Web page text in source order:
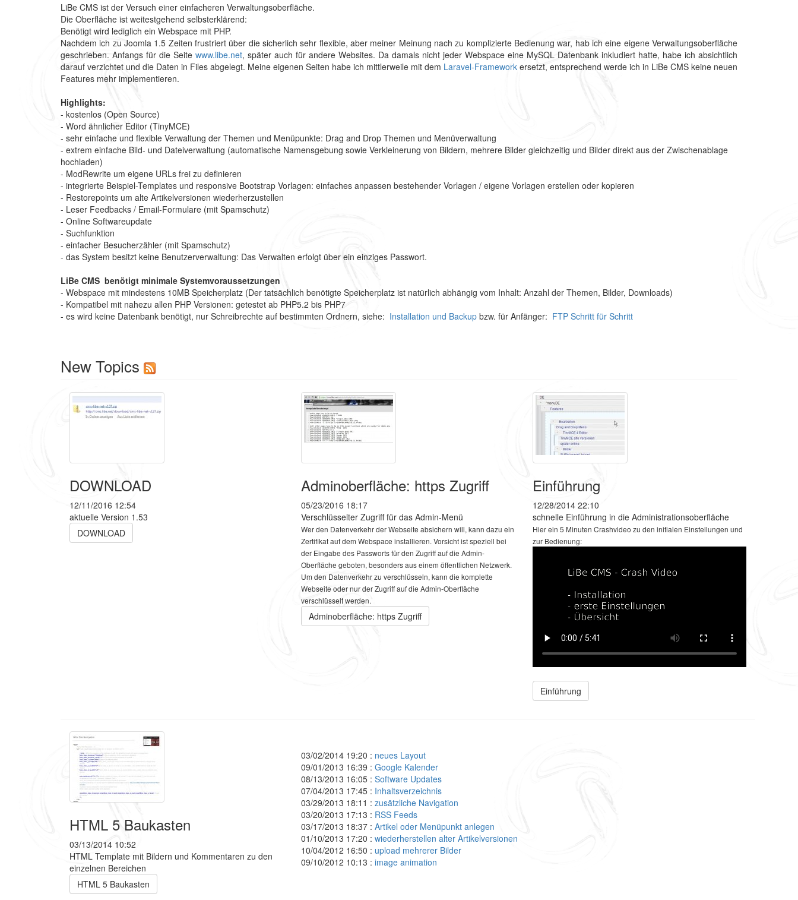
LiBe CMS ist der Versuch einer einfacheren Verwaltungsoberfläche.
Die Oberfläche ist weitestgehend selbsterklärend:
Benötigt wird lediglich ein Webspace mit PHP.
Nachdem ich zu Joomla 1.5 Zeiten frustriert über die sicherlich sehr flexible, aber meiner Meinung nach zu komplizierte Bedienung war, hab ich eine eigene Verwaltungsoberfläche
geschrieben. Anfangs für die Seite www.libe.net, später auch für andere Websites. Da damals nicht jeder Webspace eine MySQL Datenbank inkludiert hatte, habe ich absichtlich
darauf verzichtet und die Daten in Files abgelegt. Meine eigenen Seiten habe ich mittlerweile mit dem Laravel-Framework ersetzt, entsprechend werde ich in LiBe CMS keine neuen
Features mehr implementieren.
Highlights:
- kostenlos (Open Source)
- Word ähnlicher Editor (TinyMCE)
- sehr einfache und flexible Verwaltung der Themen und Menüpunkte: Drag and Drop Themen und Menüverwaltung
- extrem einfache Bild- und Dateiverwaltung (automatische Namensgebung sowie Verkleinerung von Bildern, mehrere Bilder gleichzeitig und Bilder direkt aus der Zwischenablage
hochladen)
- ModRewrite um eigene URLs frei zu definieren
- integrierte Beispiel-Templates und responsive Bootstrap Vorlagen: einfaches anpassen bestehender Vorlagen / eigene Vorlagen erstellen oder kopieren
- Restorepoints um alte Artikelversionen wiederherzustellen
- Leser Feedbacks / Email-Formulare (mit Spamschutz)
- Online Softwareupdate
- Suchfunktion
- einfacher Besucherzähler (mit Spamschutz)
- das System besitzt keine Benutzerverwaltung: Das Verwalten erfolgt über ein einziges Passwort.
LiBe CMS benötigt minimale Systemvoraussetzungen
- Webspace mit mindestens 10MB Speicherplatz (Der tatsächlich benötigte Speicherplatz ist natürlich abhängig vom Inhalt: Anzahl der Themen, Bilder, Downloads)
- Kompatibel mit nahezu allen PHP Versionen: getestet ab PHP5.2 bis PHP7
- es wird keine Datenbank benötigt, nur Schreibrechte auf bestimmten Ordnern, siehe: Installation und Backup bzw. für Anfänger: FTP Schritt für Schritt
New Topics
DOWNLOAD
12/11/2016 12:54
aktuelle Version 1.53
DOWNLOAD
Adminoberfläche: https Zugriff
05/23/2016 18:17
Verschlüsselter Zugriff für das Admin-Menü
Wer den Datenverkehr der Webseite absichern will, kann dazu ein
Zertifikat auf dem Webspace installieren. Vorsicht ist speziell bei
der Eingabe des Passworts für den Zugriff auf die Admin-
Oberfläche geboten, besonders aus einem öffentlichen Netzwerk.
Um den Datenverkehr zu verschlüsseln, kann die komplette
Webseite oder nur der Zugriff auf die Admin-Oberfläche
verschlüsselt werden.
Adminoberfläche: https Zugriff
Einführung
12/28/2014 22:10
schnelle Einführung in die Administrationsoberfläche
Hier ein 5 Minuten Crashvideo zu den initialen Einstellungen und
zur Bedienung:
Einführung
HTML 5 Baukasten
03/13/2014 10:52
HTML Template mit Bildern und Kommentaren zu den
einzelnen Bereichen
HTML 5 Baukasten
03/02/2014 19:20 : neues Layout
09/01/2013 16:39 : Google Kalender
08/13/2013 16:05 : Software Updates
07/04/2013 17:45 : Inhaltsverzeichnis
03/29/2013 18:11 : zusätzliche Navigation
03/20/2013 17:13 : RSS Feeds
03/17/2013 18:37 : Artikel oder Menüpunkt anlegen
01/10/2013 17:20 : wiederherstellen alter Artikelversionen
10/04/2012 16:50 : upload mehrerer Bilder
09/10/2012 10:13 : image animation